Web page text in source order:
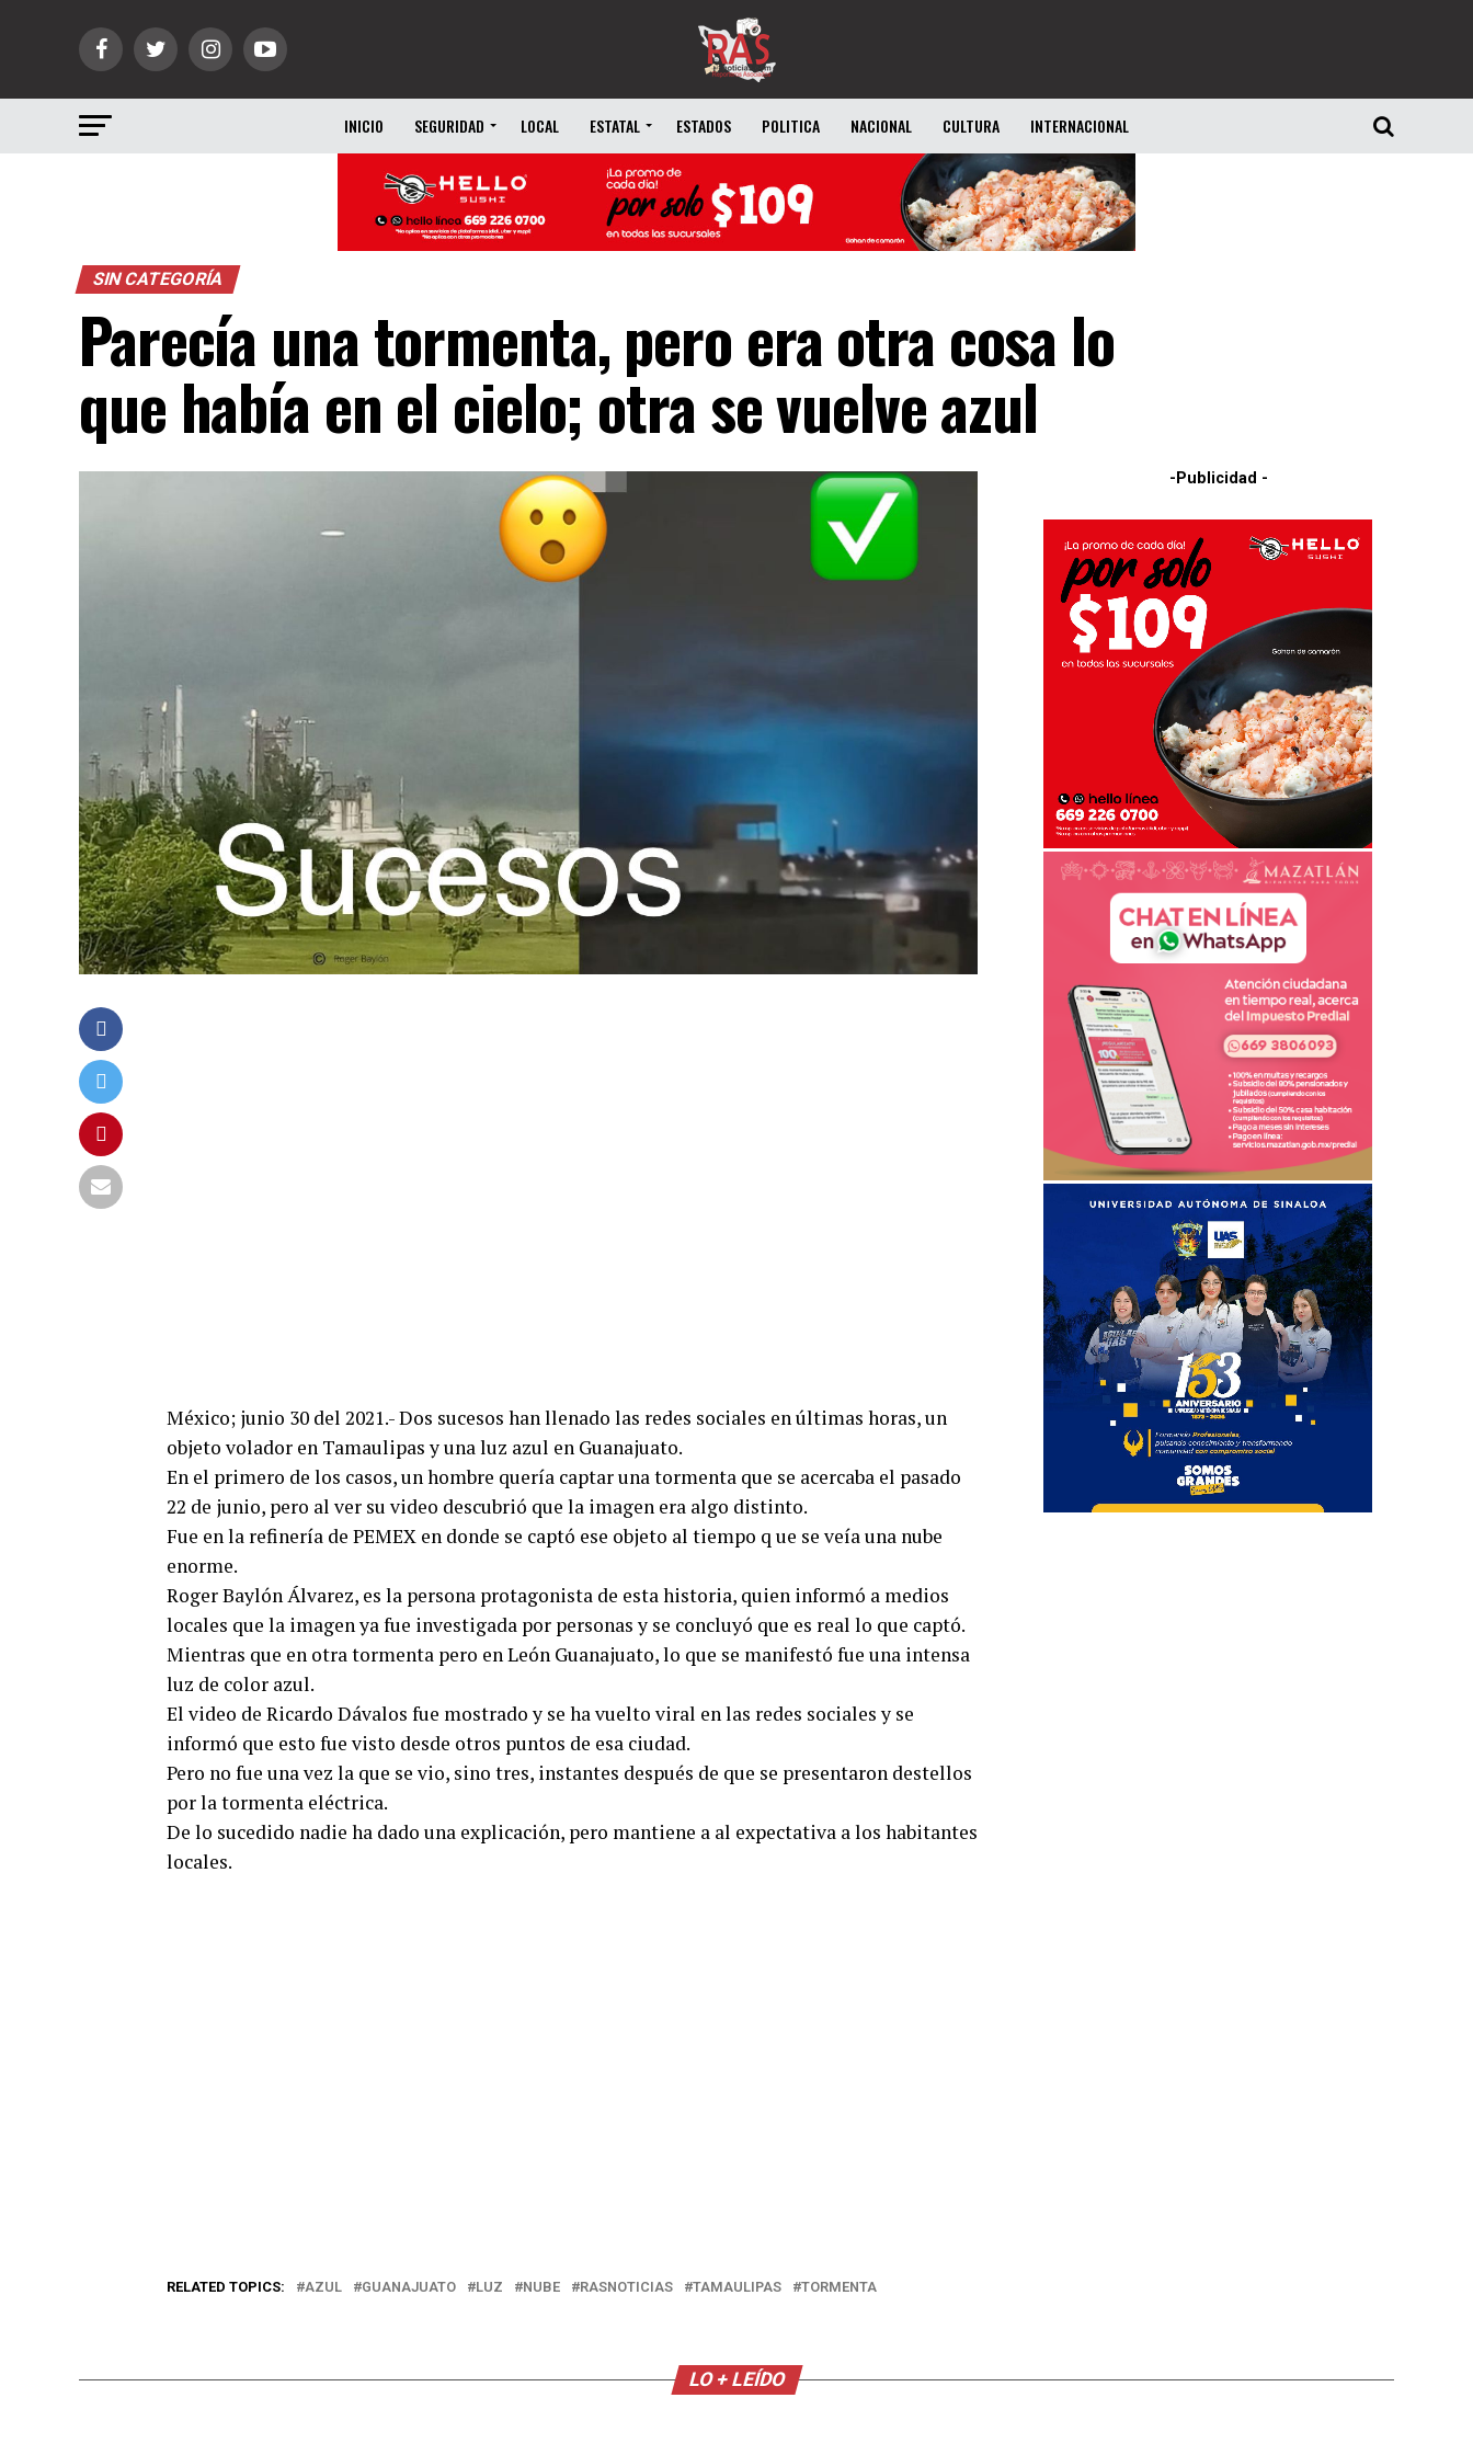
INICIO SEGURIDAD LOCAL ESTATAL ESTADOS POLITICA NACIONAL CULTURA INTERNACIONAL
SIN CATEGORÍA
Parecía una tormenta, pero era otra cosa lo
que había en el cielo; otra se vuelve azul
México; junio 30 del 2021.- Dos sucesos han llenado las redes sociales en últimas horas, un
objeto volador en Tamaulipas y una luz azul en Guanajuato.
En el primero de los casos, un hombre quería captar una tormenta que se acercaba el pasado
22 de junio, pero al ver su video descubrió que la imagen era algo distinto.
Fue en la refinería de PEMEX en donde se captó ese objeto al tiempo q ue se veía una nube
enorme.
Roger Baylón Álvarez, es la persona protagonista de esta historia, quien informó a medios
locales que la imagen ya fue investigada por personas y se concluyó que es real lo que captó.
Mientras que en otra tormenta pero en León Guanajuato, lo que se manifestó fue una intensa
luz de color azul.
El video de Ricardo Dávalos fue mostrado y se ha vuelto viral en las redes sociales y se
informó que esto fue visto desde otros puntos de esa ciudad.
Pero no fue una vez la que se vio, sino tres, instantes después de que se presentaron destellos
por la tormenta eléctrica.
De lo sucedido nadie ha dado una explicación, pero mantiene a al expectativa a los habitantes
locales.
RELATED TOPICS: AZUL GUANAJUATO LUZ NUBE RASNOTICIAS TAMAULIPAS TORMENTA
-Publicidad -
LO + LEÍDO